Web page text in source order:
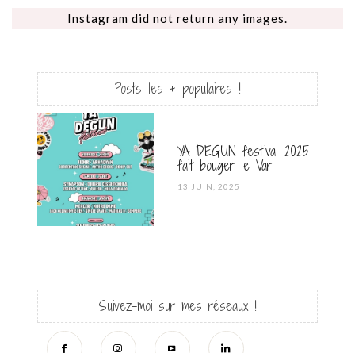
Instagram did not return any images.
Posts les + populaires !
YA DEGUN festival 2025
fait bouger le Var
POSTED
13 JUIN, 2025
Suivez-moi sur mes réseaux !